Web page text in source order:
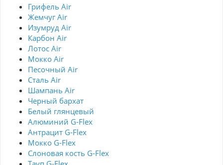
Грифель Air
Жемчуг Air
Изумруд Air
Карбон Air
Лотос Air
Мокко Air
Песочный Air
Сталь Air
Шампань Air
Черный бархат
Белый глянцевый
Алюминий G-Flex
Антрацит G-Flex
Мокко G-Flex
Слоновая кость G-Flex